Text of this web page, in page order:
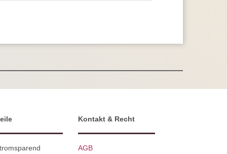
Kontakt & Recht
AGB